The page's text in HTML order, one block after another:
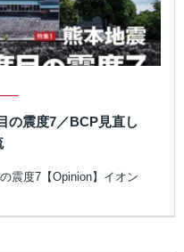
の震度7／BCP見直し
震度7【Opinion】イオン